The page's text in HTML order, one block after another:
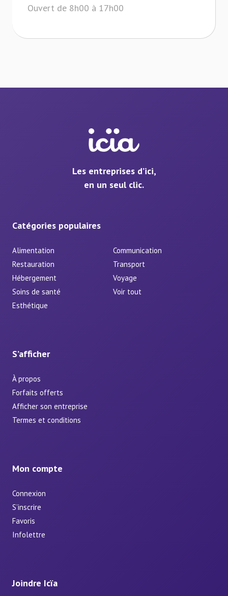
Ouvert de 8h00 à 17h00
Les entreprises d’ici,
en un seul clic.
Catégories populaires
Alimentation
Communication
Restauration
Transport
Hébergement
Voyage
Soins de santé
Voir tout
Esthétique
S’afficher
À propos
Forfaits offerts
Afficher son entreprise
Termes et conditions
Mon compte
Connexion
S’inscrire
Favoris
Infolettre
Joindre Icïa